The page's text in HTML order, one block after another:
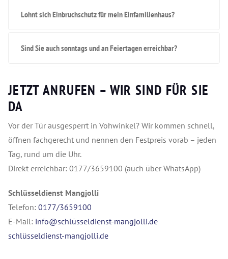
Lohnt sich Einbruchschutz für mein Einfamilienhaus?
Sind Sie auch sonntags und an Feiertagen erreichbar?
JETZT ANRUFEN – WIR SIND FÜR SIE
DA
Vor der Tür ausgesperrt in Vohwinkel? Wir kommen schnell,
öffnen fachgerecht und nennen den Festpreis vorab – jeden
Tag, rund um die Uhr.
Direkt erreichbar: 0177/3659100 (auch über WhatsApp)
Schlüsseldienst Mangjolli
Telefon: 0177/3659100
E-Mail: info@schlüsseldienst-mangjolli.de
schlüsseldienst-mangjolli.de